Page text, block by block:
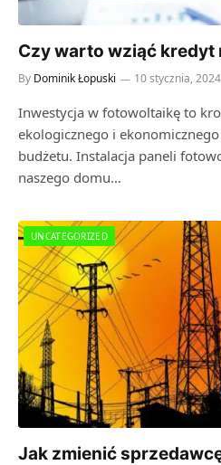
Czy warto wziąć kredyt
By Dominik Łopuski 10 stycznia, 2024
Inwestycja w fotowoltaikę to
ekologicznego i
budżetu. Instalacja paneli
naszego domu…
UNCATEGORIZED
Jak zmienić